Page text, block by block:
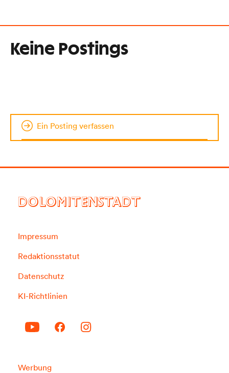
Keine Postings
Ein Posting verfassen
DOLOMITENSTADT
Impressum
Redaktionsstatut
Datenschutz
KI-Richtlinien
Werbung